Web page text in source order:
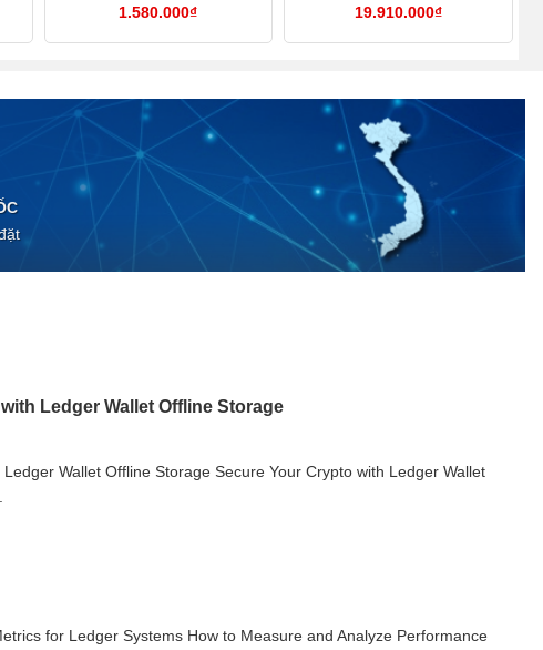
1.580.000₫ 19.910.000₫
Ledger Wallet Offline Storage
Wallet Offline Storage Secure Your Crypto with Ledger Wallet
for Ledger Systems How to Measure and Analyze Performance